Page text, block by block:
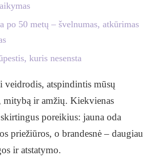
po 50 metų – švelnumas, atkūrimas
kuris nesensta
veidrodis, atspindintis mūsų
mitybą ir amžių. Kiekvienas
poreikius: jauna oda
priežiūros, o brandesnė – daugiau
ir atstatymo.